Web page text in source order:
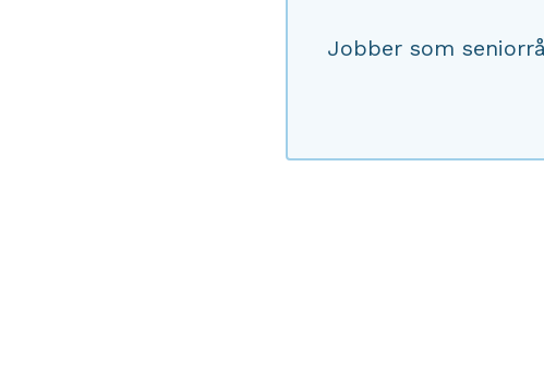
Jobber som